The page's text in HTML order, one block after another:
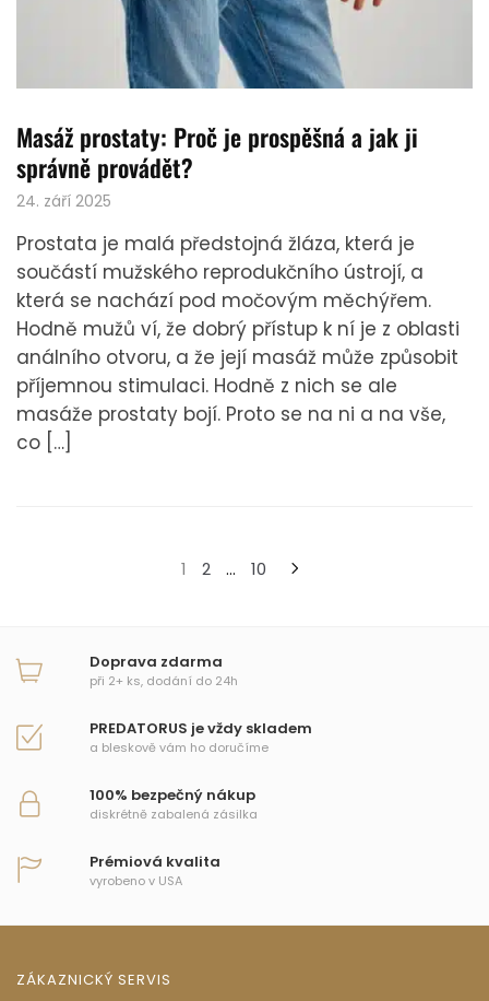
Masáž prostaty: Proč je prospěšná a jak ji
správně provádět?
24. září 2025
Prostata je malá předstojná žláza, která je
součástí mužského reprodukčního ústrojí, a
která se nachází pod močovým měchýřem.
Hodně mužů ví, že dobrý přístup k ní je z oblasti
análního otvoru, a že její masáž může způsobit
příjemnou stimulaci. Hodně z nich se ale
masáže prostaty bojí. Proto se na ni a na vše,
co […]
1 2 … 10
Doprava zdarma
při 2+ ks, dodání do 24h
PREDATORUS je vždy skladem
a bleskově vám ho doručíme
100% bezpečný nákup
diskrétně zabalená zásilka
Prémiová kvalita
vyrobeno v USA
ZÁKAZNICKÝ SERVIS